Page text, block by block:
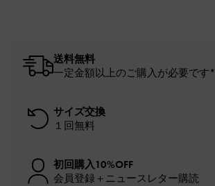
送料無料
一定金額以上のご購入が必要です*
サイズ交換
１回無料
初回購入10%OFF
会員登録＋ニュースレター購読